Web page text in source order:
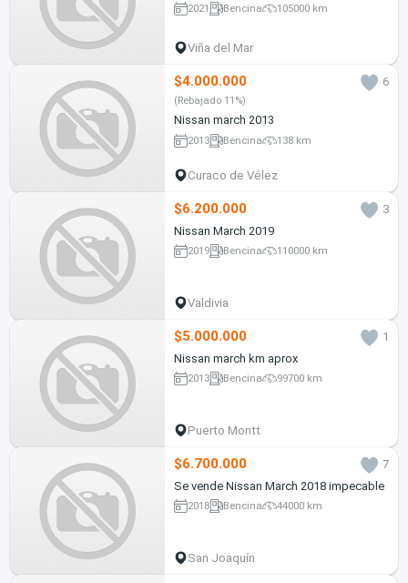
2021 Bencina 105000 km
Viña del Mar
$4.000.000 6
(Rebajado 11%)
Nissan march 2013
2013 Bencina 138 km
Curaco de Vélez
$6.200.000
3
Nissan March 2019
2019 Bencina 110000 km
Valdivia
$5.000.000
1
Nissan march km aprox
2013 Bencina 99700 km
Puerto Montt
$6.700.000
7
Se vende Nissan March 2018 impecable
2018 Bencina 44000 km
San Joaquín